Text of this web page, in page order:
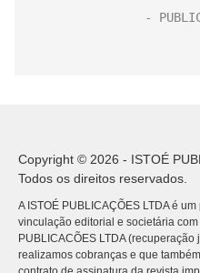
Copyright © 2026 - ISTOÉ
Todos os direitos reservados.
A ISTOÉ PUBLICAÇÕES LTDA é
vinculação editorial e societária
PUBLICACÕES LTDA
realizamos cobranças e que